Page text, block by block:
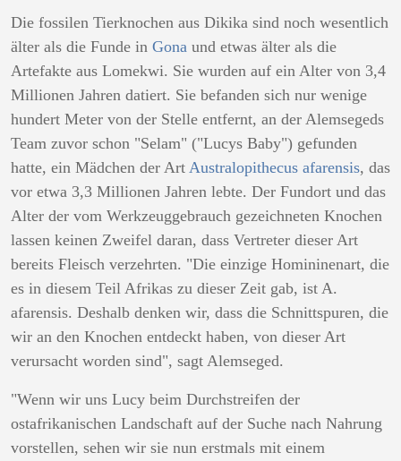
Die fossilen Tierknochen aus Dikika sind noch wesentlich
älter als die Funde in Gona und etwas älter als die
Artefakte aus Lomekwi. Sie wurden auf ein Alter von 3,4
Millionen Jahren datiert. Sie befanden sich nur wenige
hundert Meter von der Stelle entfernt, an der Alemsegeds
Team zuvor schon "Selam" ("Lucys Baby") gefunden
hatte, ein Mädchen der Art Australopithecus afarensis, das
vor etwa 3,3 Millionen Jahren lebte. Der Fundort und das
Alter der vom Werkzeuggebrauch gezeichneten Knochen
lassen keinen Zweifel daran, dass Vertreter dieser Art
bereits Fleisch verzehrten. "Die einzige Homininenart, die
es in diesem Teil Afrikas zu dieser Zeit gab, ist A.
afarensis. Deshalb denken wir, dass die Schnittspuren, die
wir an den Knochen entdeckt haben, von dieser Art
verursacht worden sind", sagt Alemseged.
"Wenn wir uns Lucy beim Durchstreifen der
ostafrikanischen Landschaft auf der Suche nach Nahrung
vorstellen, sehen wir sie nun erstmals mit einem